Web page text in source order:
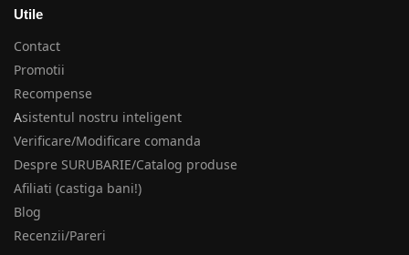
Utile
Contact
Promotii
Recompense
Asistentul nostru inteligent
Verificare/Modificare comanda
Despre SURUBARIE/Catalog produse
Afiliati (castiga bani!)
Blog
Recenzii/Pareri